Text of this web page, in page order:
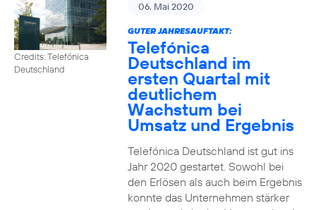
Credits: Telefónica
Deutschland
06. Mai 2020
GUTER JAHRESAUFTAKT:
Telefónica
Deutschland im
ersten Quartal mit
deutlichem
Wachstum bei
Umsatz und Ergebnis
Telefónica Deutschland ist gut ins
Jahr 2020 gestartet. Sowohl bei
den Erlösen als auch beim Ergebnis
konnte das Unternehmen stärker